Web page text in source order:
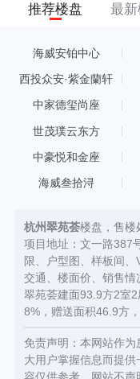
推荐楼盘 最
海威安铂中心
西投众安·紫金蘭轩
中家德玺尚座
世茂璞云东方
中豪悦和金座
海威叁拾浔
杭州翠苑荟楼盘，售楼
项目地址：文一路387
限、户型图、样板间
交通、楼面价、销售情
翠苑荟建面93.9方2室
8%，赠送面积46.9方
免责声明：本网站作
大用户掌握信息而提